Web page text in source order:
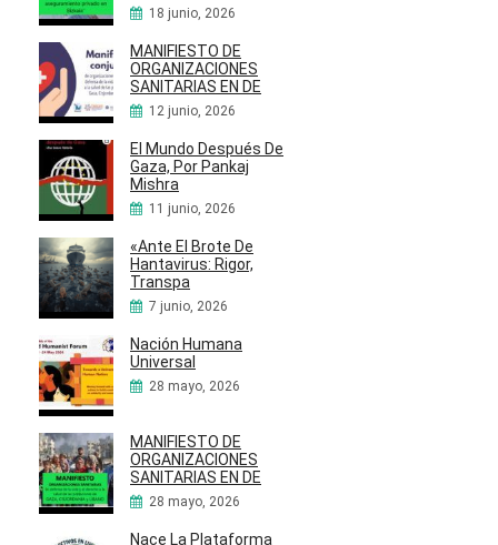
18 junio, 2026
MANIFIESTO DE
ORGANIZACIONES
SANITARIAS EN DE
12 junio, 2026
El Mundo Después De
Gaza, Por Pankaj
Mishra
11 junio, 2026
«Ante El Brote De
Hantavirus: Rigor,
Transpa
7 junio, 2026
Nación Humana
Universal
28 mayo, 2026
MANIFIESTO DE
ORGANIZACIONES
SANITARIAS EN DE
28 mayo, 2026
Nace La Plataforma